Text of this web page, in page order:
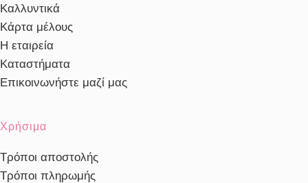
Καλλυντικά
Κάρτα μέλους
Η εταιρεία
Καταστήματα
Επικοινωνήστε μαζί μας
Χρήσιμα
Τρόποι αποστολής
Τρόποι πληρωμής